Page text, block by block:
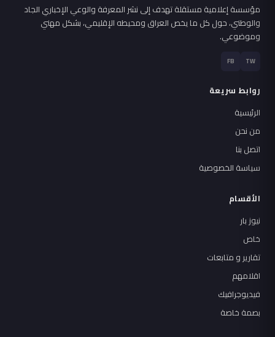
مؤسسة إعلامية مستقلة تهدف إلى نشر المعرفة والوعي الإخباري الجاد
والوطني، حول كل ما يخص العراق ومحيطه الإقليمي، بشكل مهني
وموضوعي.
TW
FB
روابط سريعة
الرئيسية
من نحن
اتصل بنا
سياسة الخصوصية
الأقسام
نيوز بار
خاص
تقارير و متابعات
اقلامهم
فيديوجرافيك
بصمة خاصة